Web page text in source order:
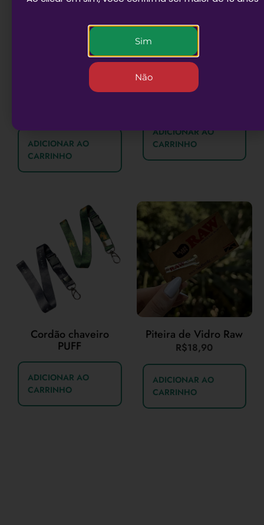
Combo Hello kitty –
Seda de vidro +
ADICIONAR AO
CARRINHO
Combo 3 Sedas Zomo
rosa
ADICIONAR AO
CARRINHO
Cordão chaveiro
PUFF
ADICIONAR AO
CARRINHO
Piteira de Vidro Raw
R$18,90
ADICIONAR AO
CARRINHO
Sim
Não